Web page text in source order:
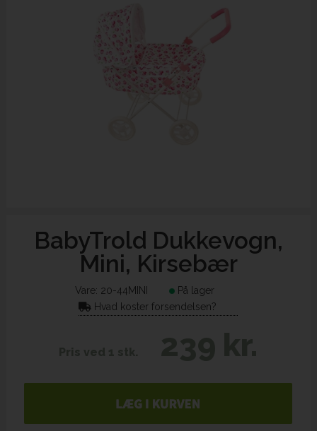
BabyTrold Dukkevogn,
Mini, Kirsebær
Vare: 20-44MINI
På lager
Hvad koster forsendelsen?